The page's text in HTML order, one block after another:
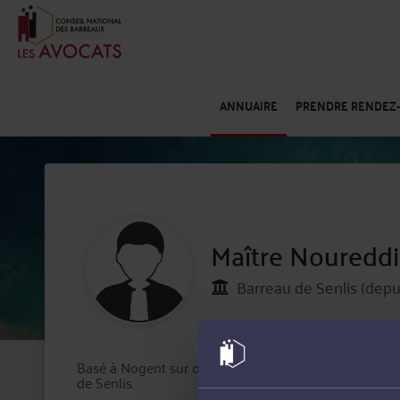
ANNUAIRE PRENDRE
Maître
Barreau de Senlis
Basé à Nogent sur oise, le cabinet de Maître
de Senlis.